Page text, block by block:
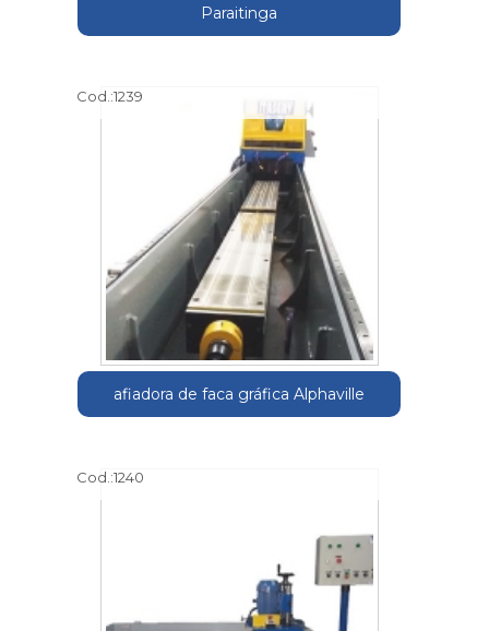
Paraitinga
Cod.:1239
afiadora de faca gráfica Alphaville
Cod.:1240